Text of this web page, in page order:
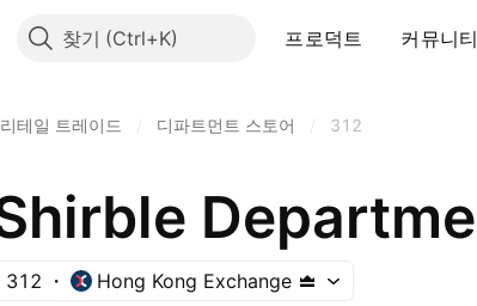
찾기 프로덕트 커뮤니티
리테일 트레이드 디파트먼트 스토어 312
312 Hong Kong Exchange